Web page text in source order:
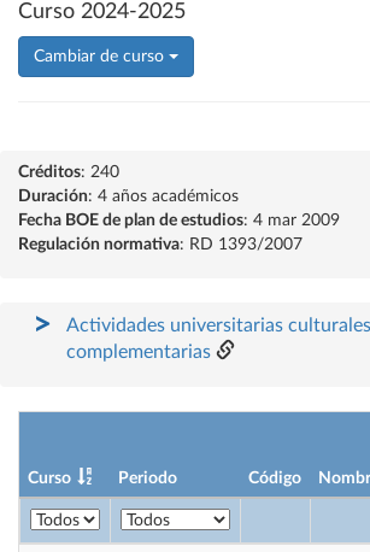
Curso 2024-2025
Cambiar de curso
Créditos: 240
Duración: 4 años académicos
Fecha BOE de plan de estudios: 4 mar 2009
Regulación normativa: RD 1393/2007
Actividades universitarias
complementarias
Curso Periodo Código